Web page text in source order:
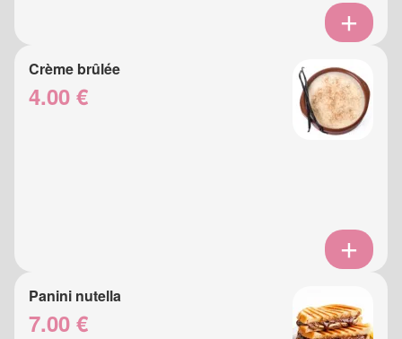
Crème brûlée
4.00 €
Panini nutella
7.00 €